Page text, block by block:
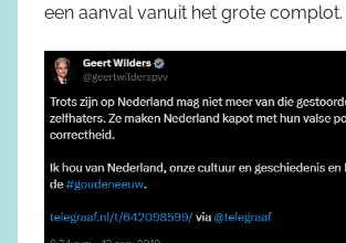
een aanval vanuit het grote complot.